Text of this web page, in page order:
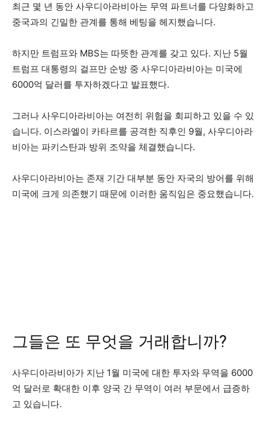
최근 몇 년 동안 사우디아라비아는 무역 파트너를 다양화하고
중국과의 긴밀한 관계를 통해 베팅을 헤지했습니다.
하지만 트럼프와 MBS는 따뜻한 관계를 갖고 있다. 지난 5월
트럼프 대통령의 걸프만 순방 중 사우디아라비아는 미국에
6000억 달러를 투자하겠다고 발표했다.
그러나 사우디아라비아는 여전히 위험을 회피하고 있을 수 있
습니다. 이스라엘이 카타르를 공격한 직후인 9월, 사우디아라
비아는 파키스탄과 방위 조약을 체결했습니다.
사우디아라비아는 존재 기간 대부분 동안 자국의 방어를 위해
미국에 크게 의존했기 때문에 이러한 움직임은 중요했습니다.
그들은 또 무엇을 거래합니까?
사우디아라비아가 지난 1월 미국에 대한 투자와 무역을 6000
억 달러로 확대한 이후 양국 간 무역이 여러 부문에서 급증하
고 있습니다.